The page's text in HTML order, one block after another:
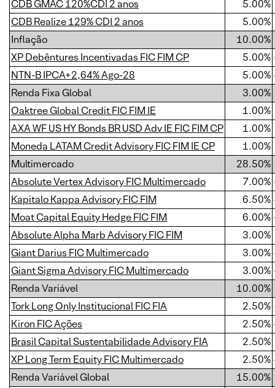
CDB GMAC 120%CDI 2 anos
5.00%
CDB Realize 129% CDI 2 anos
5.00%
Inflação
10.00%
XP Debêntures Incentivadas FIC FIM CP
5.00%
NTN-B IPCA+2,64% Ago-28
5.00%
Renda Fixa Global
3.00%
Oaktree Global Credit FIC FIM IE
1.00%
AXA WF US HY Bonds BR USD Adv IE FIC FIM CP
1.00%
Moneda LATAM Credit Advisory FIC FIM IE CP
1.00%
Multimercado
28.50%
Absolute Vertex Advisory FIC Multimercado
7.00%
Kapitalo Kappa Advisory FIC FIM
6.50%
Moat Capital Equity Hedge FIC FIM
6.00%
Absolute Alpha Marb Advisory FIC FIM
3.00%
Giant Darius FIC Multimercado
3.00%
Giant Sigma Advisory FIC Multimercado
3.00%
Renda Variável
10.00%
Tork Long Only Institucional FIC FIA
2.50%
Kiron FIC Ações
2.50%
Brasil Capital Sustentabilidade Advisory FIA
2.50%
XP Long Term Equity FIC Multimercado
2.50%
Renda Variável Global
15.00%